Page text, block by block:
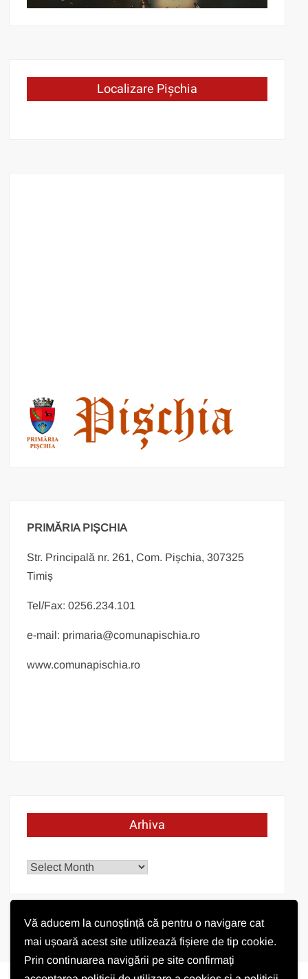
Vă aducem la cunoștință că pentru o navigare cat
mai ușoară acest site utilizează fișiere de tip cookie.
Prin continuarea navigării pe site confirmați
Localizare Pișchia
PRIMĂRIA PIȘCHIA
Str. Principală nr. 261, Com. Pișchia, 307325
Timiș
Tel/Fax: 0256.234.101
e-mail: primaria@comunapischia.ro
www.comunapischia.ro
Arhiva
Arhiva